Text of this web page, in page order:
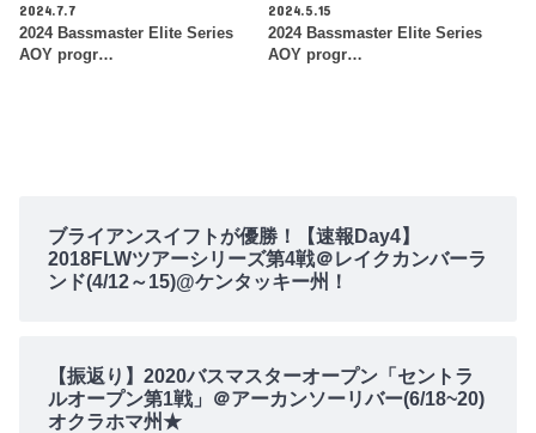
2024.7.7
2024 Bassmaster Elite Series
AOY progr…
2024.5.15
2024 Bassmaster Elite Series
AOY progr…
ブライアンスイフトが優勝！【速報Day4】
2018FLWツアーシリーズ第4戦＠レイクカンバーラ
ンド(4/12～15)@ケンタッキー州！
【振返り】2020バスマスターオープン「セントラ
ルオープン第1戦」＠アーカンソーリバー(6/18~20)
オクラホマ州★